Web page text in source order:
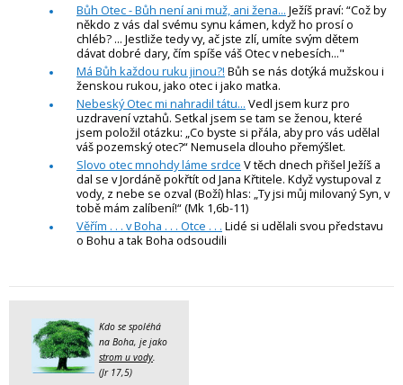
Bůh Otec - Bůh není ani muž, ani žena... Ježíš praví: “Což by
někdo z vás dal svému synu kámen, když ho prosí o
chléb? ... Jestliže tedy vy, ač jste zlí, umíte svým dětem
dávat dobré dary, čím spíše váš Otec v nebesích..."
Má Bůh každou ruku jinou?! Bůh se nás dotýká mužskou i
ženskou rukou, jako otec i jako matka.
Nebeský Otec mi nahradil tátu... Vedl jsem kurz pro
uzdravení vztahů. Setkal jsem se tam se ženou, které
jsem položil otázku: „Co byste si přála, aby pro vás udělal
váš pozemský otec?“ Nemusela dlouho přemýšlet.
Slovo otec mnohdy láme srdce V těch dnech přišel Ježíš a
dal se v Jordáně pokřtít od Jana Křtitele. Když vystupoval z
vody, z nebe se ozval (Boží) hlas: „Ty jsi můj milovaný Syn, v
tobě mám zalíbení!“ (Mk 1,6b-11)
Věřím . . . v Boha . . . Otce . . . Lidé si udělali svou představu
o Bohu a tak Boha odsoudili
Kdo se spoléhá
na Boha, je jako
strom u vody.
(Jr 17,5)